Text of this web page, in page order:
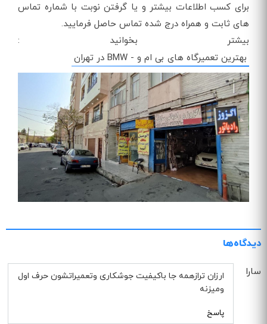
برای کسب اطلاعات بیشتر و یا گرفتن نوبت با شماره تماس
های ثابت و همراه درج شده تماس حاصل فرمایید.
بیشتر بخوانید :
بهترین تعمیرگاه های بی ام و - BMW در تهران
دیدگاه‌ها
سارا
ارزان ترازهمه جا باکیفیت جوشکاری وتعمیراتشون حرف اول
ومیزنه
پاسخ